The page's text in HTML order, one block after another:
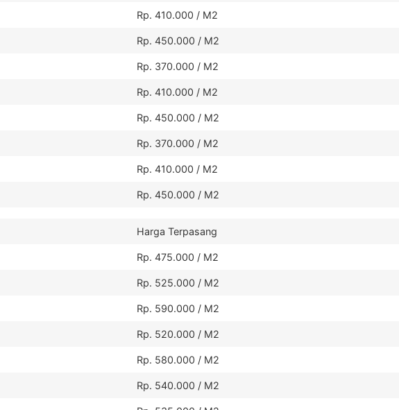
Rp. 410.000 / M2
Rp. 450.000 / M2
Rp. 370.000 / M2
Rp. 410.000 / M2
Rp. 450.000 / M2
Rp. 370.000 / M2
Rp. 410.000 / M2
Rp. 450.000 / M2
Harga Terpasang
Rp. 475.000 / M2
Rp. 525.000 / M2
Rp. 590.000 / M2
Rp. 520.000 / M2
Rp. 580.000 / M2
Rp. 540.000 / M2